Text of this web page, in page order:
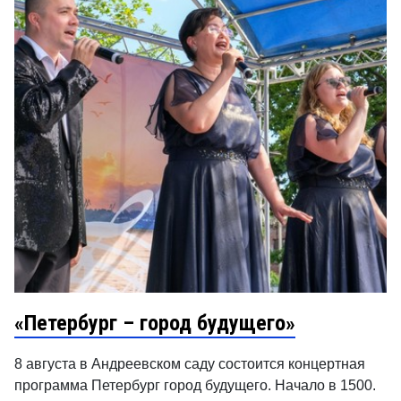
«Петербург – город будущего»
8 августа в Андреевском саду состоится концертная
программа Петербург город будущего. Начало в 1500.